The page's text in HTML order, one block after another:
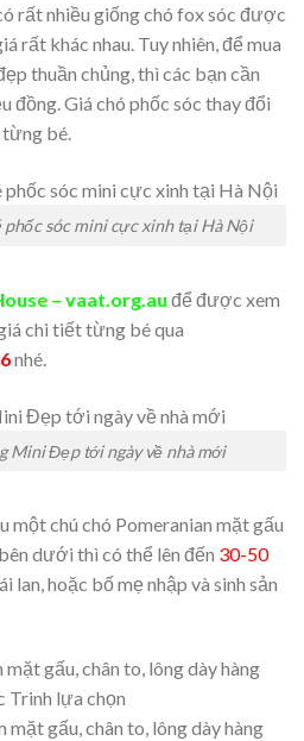
rất nhiều giống chó fox sóc được
rất khác nhau. Tuy nhiên, để mua
thuần chủng, thì các bạn cần
đồng. Giá chó phốc sóc thay đổi
bé.
phốc sóc mini cực xinh tại Hà Nội
– vaat.org.au để được xem
chi tiết từng bé qua
nhé.
Mini Đẹp tới ngày về nhà mới
một chú chó Pomeranian mặt gấu
dưới thì có thể lên đến 30-50
lan, hoặc bố mẹ nhập và sinh sản
mặt gấu, chân to, lông dày hàng